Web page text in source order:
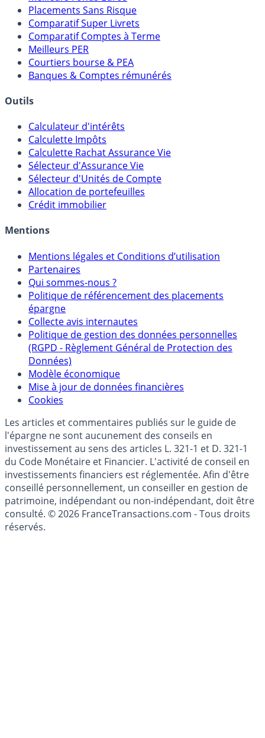
Meilleures Assurances-Vie
Meilleurs Fonds Euros
Placements Sans Risque
Comparatif Super Livrets
Comparatif Comptes à Terme
Meilleurs PER
Courtiers bourse & PEA
Banques & Comptes rémunérés
Outils
Calculateur d'intérêts
Calculette Impôts
Calculette Rachat Assurance Vie
Sélecteur d'Assurance Vie
Sélecteur d'Unités de Compte
Crédit immobilier
Mentions
Mentions légales et Conditions d’utilisation
Partenaires
Qui sommes-nous ?
Politique de référencement des placements
épargne
Collecte avis internautes
Politique de gestion des données personnelles
(RGPD - Règlement Général de Protection des
Données)
Modèle économique
Cookies
Les articles et commentaires publiés sur le guide de
l'épargne ne sont aucunement des conseils en
investissement au sens des articles L. 321-1 et D. 321-1
du Code Monétaire et Financier. L'activité de conseil en
investissements financiers est réglementée. Afin d'être
conseillé personnellement, un conseiller en gestion de
patrimoine, indépendant ou non-indépendant, doit être